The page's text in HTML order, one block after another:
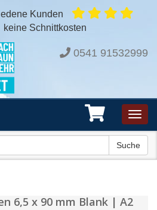
Kunden
keine Schnittkosten
0541 91532999
Suche
6,5 x 90 mm Blank | A2